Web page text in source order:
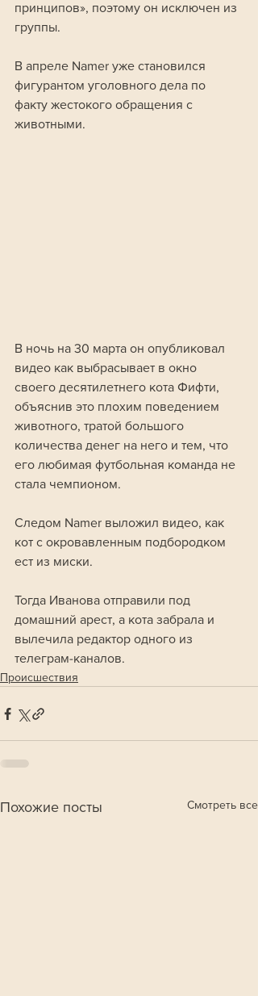
принципов», поэтому он исключен из
группы.
В апреле Namer уже становился
фигурантом уголовного дела по
факту жестокого обращения с
животными.
В ночь на 30 марта он опубликовал
видео как выбрасывает в окно
своего десятилетнего кота Фифти,
объяснив это плохим поведением
животного, тратой большого
количества денег на него и тем, что
его любимая футбольная команда не
стала чемпионом.
Следом Namer выложил видео, как
кот с окровавленным подбородком
ест из миски.
Тогда Иванова отправили под
домашний арест, а кота забрала и
вылечила редактор одного из
телеграм-каналов.
Происшествия
Похожие посты Смотреть все